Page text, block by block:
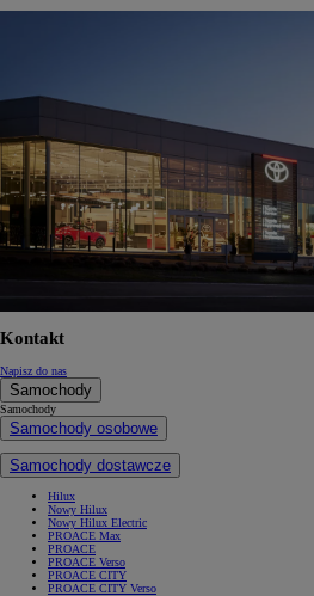
Kontakt
Napisz do nas
Samochody
Samochody
Samochody osobowe
Samochody dostawcze
Hilux
Nowy Hilux
Nowy Hilux Electric
PROACE Max
PROACE
PROACE Verso
PROACE CITY
PROACE CITY Verso